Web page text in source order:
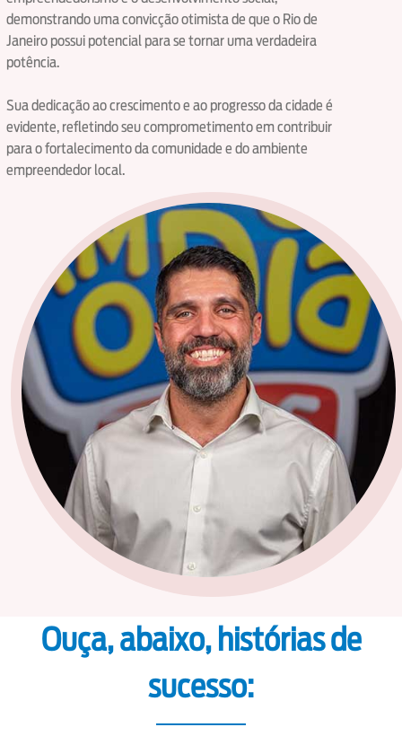
demonstrando uma convicção otimista de que o Rio de
Janeiro possui potencial para se tornar uma verdadeira
potência.
Sua dedicação ao crescimento e ao progresso da cidade é
evidente, refletindo seu comprometimento em contribuir
para o fortalecimento da comunidade e do ambiente
empreendedor local.
Ouça, abaixo, histórias de
sucesso: